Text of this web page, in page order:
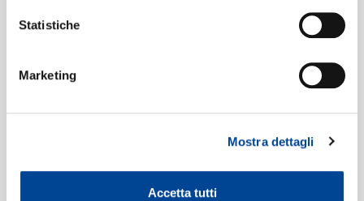
Statistiche
Marketing
Mostra dettagli
Accetta tutti
Formati disponibili:
Digitale
Data di pubblicazione:10.12.2021
Deutsche Grammophon (DG)